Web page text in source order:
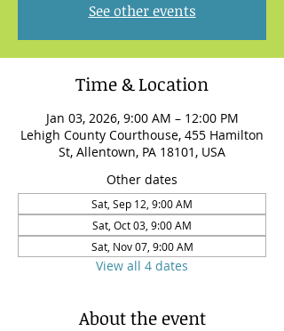
See other events
Time & Location
Jan 03, 2026, 9:00 AM – 12:00 PM
Lehigh County Courthouse, 455 Hamilton
St, Allentown, PA 18101, USA
Other dates
Sat, Sep 12, 9:00 AM
Sat, Oct 03, 9:00 AM
Sat, Nov 07, 9:00 AM
View all 4 dates
About the event